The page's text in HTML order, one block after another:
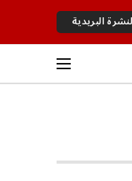
البريدية